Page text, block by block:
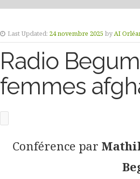
Last Updated: 24 novembre 2025 byAI
Radio
femmes
Conférence par